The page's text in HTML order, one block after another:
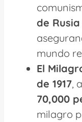
de
mundo
El
de 1917,
70,000
milagro